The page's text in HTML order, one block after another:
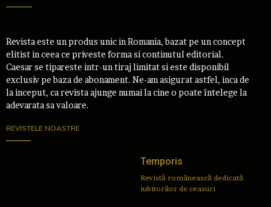
Revista este un produs unic in Romania, bazat pe un concept
elitist in ceea ce priveste forma si continutul editorial.
Caesar se tipareste intr-un tiraj limitat si este disponibil
exclusiv pe baza de abonament. Ne-am asigurat astfel, inca de
la inceput, ca revista ajunge numai la cine o poate întelege la
adevarata sa valoare.
REVISTELE NOASTRE
Temporis
Revistă românească dedicată
iubitorilor de ceasuri